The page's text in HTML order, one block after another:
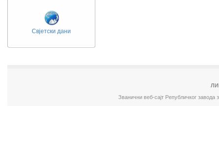
Свјетски дани
Званични веб-сајт Републичког